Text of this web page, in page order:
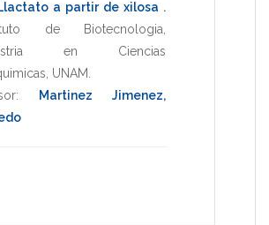
a partir de xilosa .
de Biotecnologia
en Ciencias
UNAM
Martinez Jimenez,